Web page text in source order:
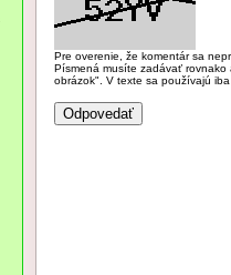
Pre overenie, že komentár sa
Písmená musíte zadávať
obrázok". V texte sa používajú